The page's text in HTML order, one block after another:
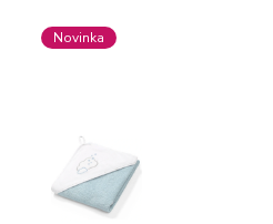
Novinka